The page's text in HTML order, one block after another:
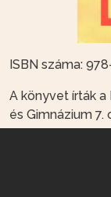
ISBN száma:
A könyvet írták a
és Gimnázium
fehér